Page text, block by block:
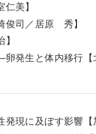
美】
俊司／居原 秀】
発生と体内移行
現に及ぼす影響